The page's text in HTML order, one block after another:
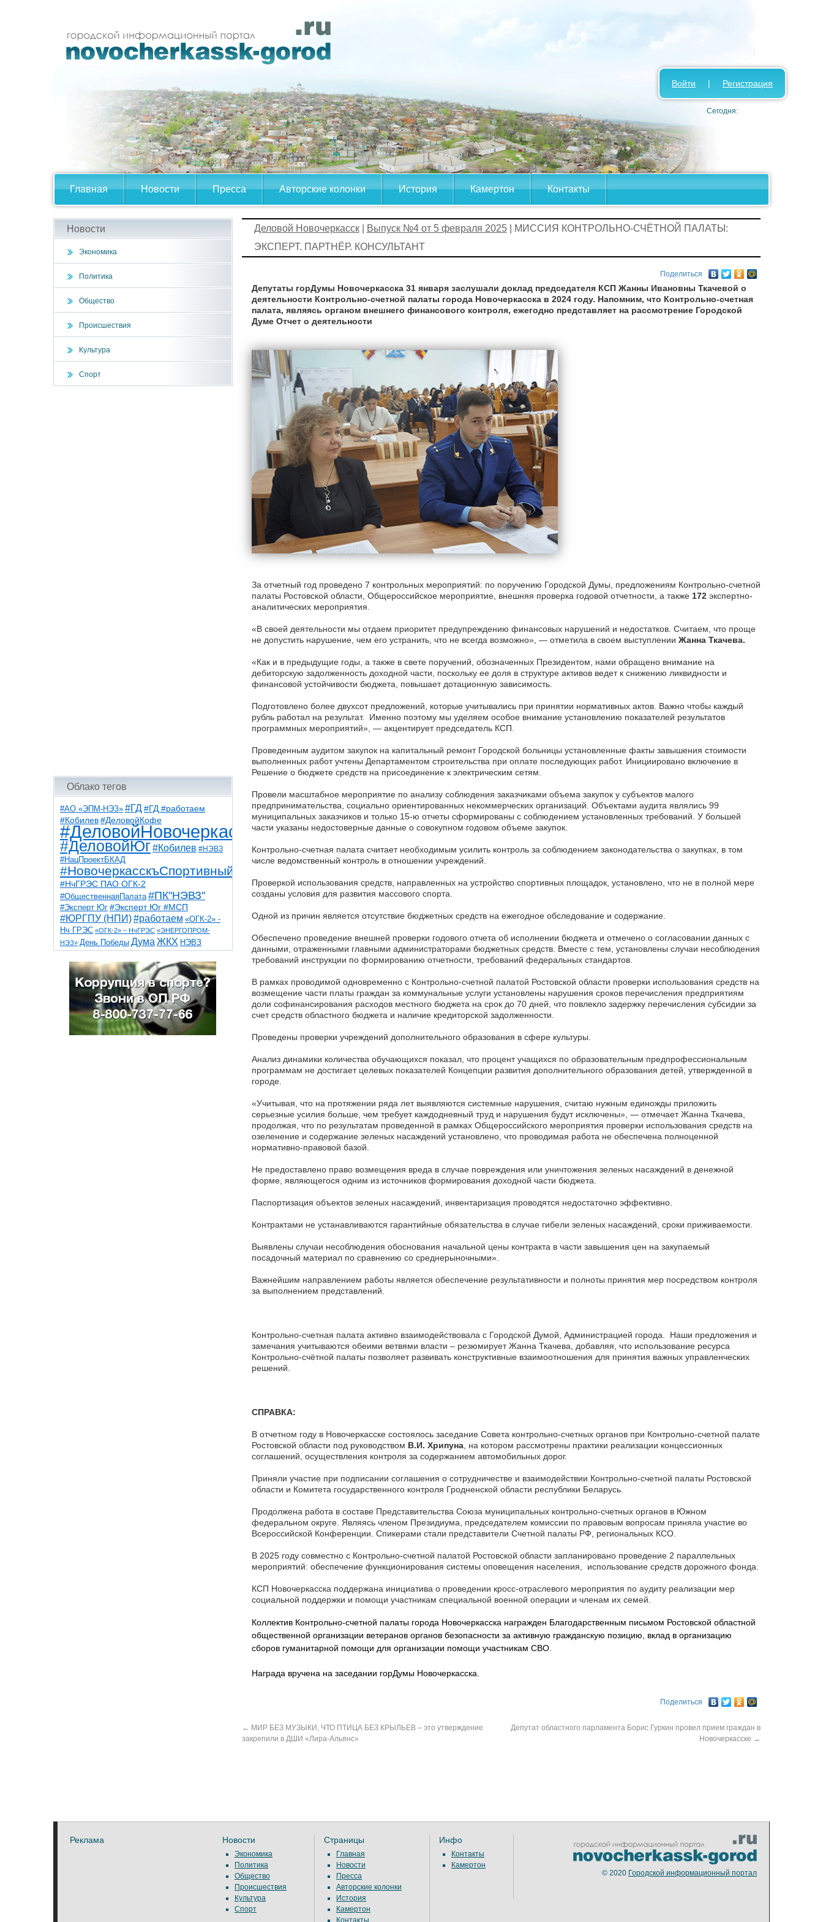
Главная Новости Пресса Авторские колонки История Камертон Контакты
Войти | Регистрация
Сегодня:
Новости
Экономика
Политика
Общество
Происшествия
Культура
Спорт
Облако тегов
#АО «ЭПМ-НЭЗ» #ГД #ГД #работаем
#Кобилев #ДеловойКофе
#ДеловойНовочеркасск
#ДеловойЮг#Кобилев #НЭВЗ
#НацПроектБКАД
#НовочеркасскъСпортивный
#НчГРЭС ПАО ОГК-2
#ОбщественнаяПалата #ПК"НЭВЗ"
#Эксперт Юг #Эксперт Юг #МСП
#ЮРГПУ (НПИ)#работаем «ОГК-2» -
Нч ГРЭС «ОГК-2» – НчГРЭС «ЭНЕРГОПРОМ-
НЭЗ» День Победы Дума ЖКХ НЭВЗ
НчГРЭС ТНТ
благоустройствоветераны выборы
детидороги казаки коррупция космос
общественная палата парк пожар роща
спорт театр транспорт художники
Деловой Новочеркасск| Выпуск №4 от 5 февраля 2025| МИССИЯ КОНТРОЛЬНО-СЧЁТНОЙ ПАЛАТЫ:
ЭКСПЕРТ. ПАРТНЁР. КОНСУЛЬТАНТ
Поделиться
Депутаты горДумы Новочеркасска 31 января заслушали доклад председателя КСП Жанны Ивановны Ткачевой о
деятельности Контрольно-счетной палаты города Новочеркасска в 2024 году. Напомним, что Контрольно-счетная
палата, являясь органом внешнего финансового контроля, ежегодно представляет на рассмотрение Городской
Думе Отчет о деятельности
За отчетный год проведено 7 контрольных мероприятий: по поручению Городской Думы, предложениям Контрольно-счетной
палаты Ростовской области, Общероссийское мероприятие, внешняя проверка годовой отчетности, а также 172экспертно-
аналитических мероприятия.
«В своей деятельности мы отдаем приоритет предупреждению финансовых нарушений и недостатков. Считаем, что проще
не допустить нарушение, чем его устранить, что не всегда возможно», — отметила в своем выступлении Жанна Ткачева.
«Как и в предыдущие годы, а также в свете поручений, обозначенных Президентом, нами обращено внимание на
дебиторскую задолженность доходной части, поскольку ее доля в структуре активов ведет к снижению ликвидности и
финансовой устойчивости бюджета, повышает дотационную зависимость.
Подготовлено более двухсот предложений, которые учитывались при принятии нормативных актов. Важно чтобы каждый
рубль работал на результат. Именно поэтому мы уделяем особое внимание установлению показателей результатов
программных мероприятий», — акцентирует председатель КСП.
Проведенным аудитом закупок на капитальный ремонт Городской больницы установленные факты завышения стоимости
выполненных работ учтены Департаментом строительства при оплате последующих работ. Инициировано включение в
Решение о бюджете средств на присоединение к электрическим сетям.
Провели масштабное мероприятие по анализу соблюдения заказчиками объема закупок у субъектов малого
предпринимательства, социально ориентированных некоммерческих организаций. Объектами аудита являлись 99
муниципальных заказчиков и только 15-ю отчеты сформированы с соблюдением установленных требований. У большей
части указаны недостоверные данные о совокупном годовом объеме закупок.
Контрольно-счетная палата считает необходимым усилить контроль за соблюдением законодательства о закупках, в том
числе ведомственный контроль в отношении учреждений.
Проверкой использования средств, направленных на устройство спортивных площадок, установлено, что не в полной мере
созданы условия для развития массового спорта.
Одной из причин является отсутствие бюджетных средств на ежегодное обследование и содержание.
Обеспечено проведение внешней проверки годового отчета об исполнении бюджета и отмечено о согласовании данных с
данными, отраженными главными администраторами бюджетных средств. Вместе с тем, установлены случаи несоблюдения
требований инструкции по формированию отчетности, требований федеральных стандартов.
В рамках проводимой одновременно с Контрольно-счетной палатой Ростовской области проверки использования средств на
возмещение части платы граждан за коммунальные услуги установлены нарушения сроков перечисления предприятиям
доли софинансирования расходов местного бюджета на срок до 70 дней, что повлекло задержку перечисления субсидии за
счет средств областного бюджета и наличие кредиторской задолженности.
Проведены проверки учреждений дополнительного образования в сфере культуры.
Анализ динамики количества обучающихся показал, что процент учащихся по образовательным предпрофессиональным
программам не достигает целевых показателей Концепции развития дополнительного образования детей, утвержденной в
городе.
«Учитывая, что на протяжении ряда лет выявляются системные нарушения, считаю нужным единожды приложить
серьезные усилия больше, чем требует каждодневный труд и нарушения будут исключены», — отмечает Жанна Ткачева,
продолжая, что по результатам проведенной в рамках Общероссийского мероприятия проверки использования средств на
озеленение и содержание зеленых насаждений установлено, что проводимая работа не обеспечена полноценной
нормативно-правовой базой.
Не предоставлено право возмещения вреда в случае повреждения или уничтожения зеленых насаждений в денежной
форме, являющегося одним из источников формирования доходной части бюджета.
Паспортизация объектов зеленых насаждений, инвентаризация проводятся недостаточно эффективно.
Контрактами не устанавливаются гарантийные обязательства в случае гибели зеленых насаждений, сроки приживаемости.
Выявлены случаи несоблюдения обоснования начальной цены контракта в части завышения цен на закупаемый
посадочный материал по сравнению со среднерыночными».
Важнейшим направлением работы является обеспечение результативности и полноты принятия мер посредством контроля
за выполнением представлений.
Контрольно-счетная палата активно взаимодействовала с Городской Думой, Администрацией города. Наши предложения и
замечания учитываются обеими ветвями власти – резюмирует Жанна Ткачева, добавляя, что использование ресурса
Контрольно-счётной палаты позволяет развивать конструктивные взаимоотношения для принятия важных управленческих
решений.
СПРАВКА:
В отчетном году в Новочеркасске состоялось заседание Совета контрольно-счетных органов при Контрольно-счетной палате
Ростовской области под руководством В.И. Хрипуна, на котором рассмотрены практики реализации концессионных
соглашений, осуществления контроля за содержанием автомобильных дорог.
Приняли участие при подписании соглашения о сотрудничестве и взаимодействии Контрольно-счетной палаты Ростовской
области и Комитета государственного контроля Гродненской области республики Беларусь.
Продолжена работа в составе Представительства Союза муниципальных контрольно-счетных органов в Южном
федеральном округе. Являясь членом Президиума, председателем комиссии по правовым вопросам приняла участие во
Всероссийской Конференции. Спикерами стали представители Счетной палаты РФ, региональных КСО.
В 2025 году совместно с Контрольно-счетной палатой Ростовской области запланировано проведение 2 параллельных
мероприятий: обеспечение функционирования системы оповещения населения, использование средств дорожного фонда.
КСП Новочеркасска поддержана инициатива о проведении кросс-отраслевого мероприятия по аудиту реализации мер
социальной поддержки и помощи участникам специальной военной операции и членам их семей.
Коллектив Контрольно-счетной палаты города Новочеркасска награжден Благодарственным письмом Ростовской областной
общественной организации ветеранов органов безопасности за активную гражданскую позицию, вклад в организацию
сборов гуманитарной помощи для организации помощи участникам СВО.
Награда вручена на заседании горДумы Новочеркасска.
Поделиться
← МИР БЕЗ МУЗЫКИ, ЧТО ПТИЦА БЕЗ КРЫЛЬЕВ – это утверждение
закрепили в ДШИ «Лира-Альянс»
Депутат областного парламента Борис Гуркин провел прием граждан в
Новочеркасске →
Реклама Новости
Экономика
Политика
Общество
Происшествия
Культура
Спорт
Страницы
Главная
Новости
Пресса
Авторские колонки
История
Камертон
Контакты
Инфо
Контакты
Камертон
© 2020 Городской информационный портал